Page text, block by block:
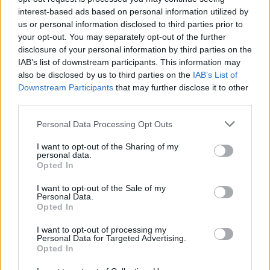
interest-based ads based on personal information utilized by
us or personal information disclosed to third parties prior to
your opt-out. You may separately opt-out of the further
disclosure of your personal information by third parties on the
IAB’s list of downstream participants. This information may
also be disclosed by us to third parties on the IAB’s List of
Downstream Participants that may further disclose it to other
Personal Data Processing Opt Outs
I want to opt-out of the Sharing of my
personal data.
Opted In
I want to opt-out of the Sale of my
Personal Data.
Opted In
I want to opt-out of processing my
Personal Data for Targeted Advertising.
Opted In
con la doppietta in finale di Tim Cup, ne è
testimonianza. Per Rossi, invece, fino al K.O.
perpetrato per mano di Rinaudo a gennaio, è
stato un delirio di crescita, e senza neanche una
caduta a vuoto: la lungodegenza, però, ne ha
minato il recupero, e gli ultimi spezzoni di gara,
ce l'hanno riconsegnato come volitivo,
speranzoso, ma non ancora decisivo come lo
era nell'autunno scorso. Oggi Pepito c'ha tenuto
Prandelli, però, aveva già spiegato che la
questione s'era spostata sul piano psicologico, e
non meramente clinico. E su questo, solo il C.T.
e il ragazzo possono conoscere la verità.